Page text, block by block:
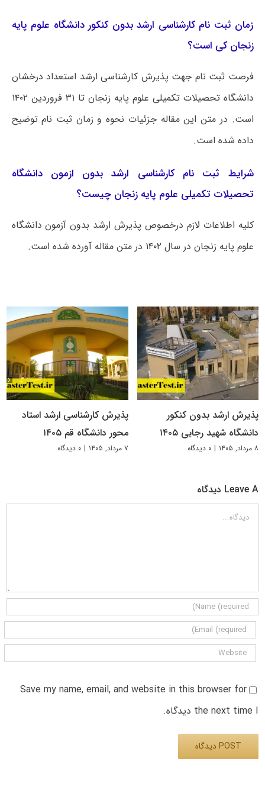
زمان ثبت نام کارشناسی ارشد بدون کنکور دانشگاه علوم پایه
زنجان کی است؟
فرصت ثبت نام جهت پذیرش کارشناسی ارشد استعداد درخشان
دانشگاه تحصیلات تکمیلی علوم پایه زنجان تا ۳۱ فروردین ۱۴۰۲
است. در متن این مقاله جزئیات نحوه و زمان ثبت نام توضیح
داده شده است.
شرایط ثبت نام کارشناسی ارشد بدون ازمون دانشگاه
تحصیلات تکمیلی علوم پایه زنجان چیست؟
کلیه اطلاعات لازم درخصوص پذیرش ارشد بدون آزمون دانشگاه
علوم پایه زنجان در سال ۱۴۰۲ در متن مقاله آورده شده است.
پذیرش ارشد بدون کنکور
دانشگاه شهید رجایی ۱۴۰۵
۸ مرداد, ۱۴۰۵ | ۰ دیدگاه
پذیرش کارشناسی ارشد استاد
محور دانشگاه قم ۱۴۰۵
۷ مرداد, ۱۴۰۵ | ۰ دیدگاه
Leave A دیدگاه
دیدگاه
Save my name, email, and website in this browser for
the next time I دیدگاه.